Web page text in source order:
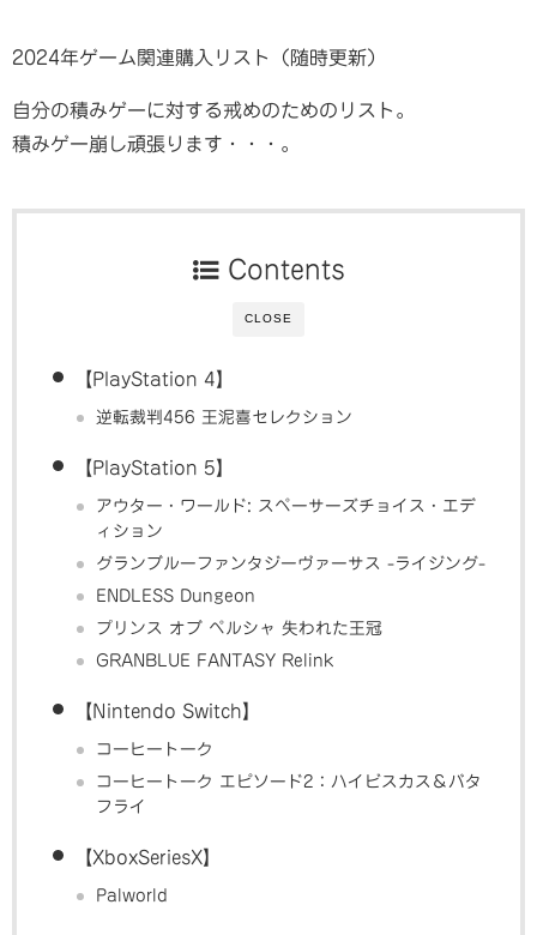
2024年ゲーム関連購入リスト（随時更新）
自分の積みゲーに対する戒めのためのリスト。
積みゲー崩し頑張ります・・・。
CLOSE
Contents
【PlayStation 4】
逆転裁判456 王泥喜セレクション
【PlayStation 5】
アウター・ワールド: スペーサーズチョイス・エデ
ィション
グランブルーファンタジーヴァーサス -ライジング-
ENDLESS Dungeon
プリンス オブ ペルシャ 失われた王冠
GRANBLUE FANTASY Relink
【Nintendo Switch】
コーヒートーク
コーヒートーク エピソード2：ハイビスカス＆バタ
フライ
【XboxSeriesX】
Palworld